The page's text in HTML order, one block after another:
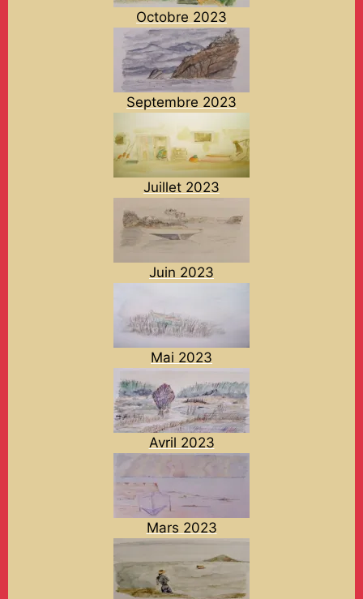
Octobre 2023
Septembre 2023
Juillet 2023
Juin 2023
Mai 2023
Avril 2023
Mars 2023